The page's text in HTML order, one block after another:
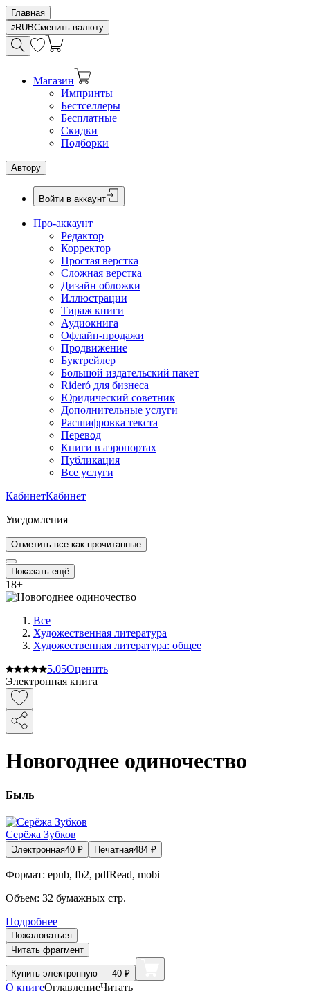
Главная
RUBСменить валюту
Магазин
Импринты
Бестселлеры
Бесплатные
Скидки
Подборки
Автору
Войти в аккаунт
Про-аккаунт
Редактор
Корректор
Простая верстка
Сложная верстка
Дизайн обложки
Иллюстрации
Тираж книги
Аудиокнига
Офлайн-продажи
Продвижение
Буктрейлер
Большой издательский пакет
Rideró для бизнеса
Юридический советник
Дополнительные услуги
Расшифровка текста
Перевод
Книги в аэропортах
Публикация
Все услуги
КабинетКабинет
Уведомления
Отметить все как прочитанные
Показать ещё
18+
Все
Художественная литература
Художественная литература: общее
5.05Оценить
Электронная книга
Новогоднее одиночество
Быль
Серёжа Зубков
Электронная40 ₽ Печатная484 ₽
Формат: epub, fb2, pdfRead, mobi
Объем: 32 бумажных стр.
Подробнее
Пожаловаться
Читать фрагмент
Купить электронную — 40 ₽
О книгеОглавлениеЧитать